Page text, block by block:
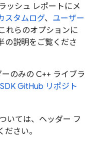
ッシュ レポートにメ
スタムログ、 ユーザー
れらのオプションに
の説明をご覧くださ
のみの C++ ライブラ
GitHub リポジト
いては、ヘッダー フ
さい。